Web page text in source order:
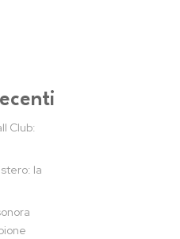
Club:
la